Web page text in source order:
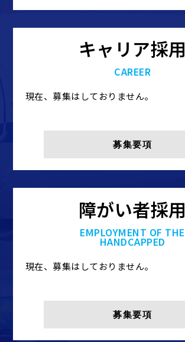
キャリア採用
CAREER
現在、募集はしておりません。
募集要項
障がい者採用
EMPLOYMENT OF THE
HANDCAPPED
現在、募集はしておりません。
募集要項